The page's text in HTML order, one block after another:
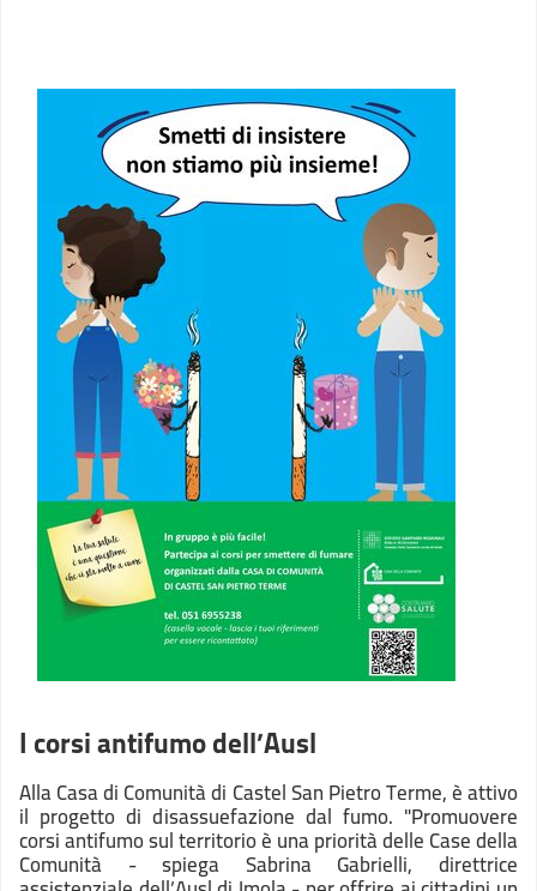
I corsi antifumo dell’Ausl
Alla Casa di Comunità di Castel San Pietro Terme, è attivo
il progetto di disassuefazione dal fumo. "Promuovere
corsi antifumo sul territorio è una priorità delle Case della
Comunità - spiega Sabrina Gabrielli, direttrice